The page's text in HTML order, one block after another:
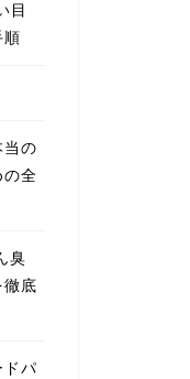
目
順
当の
の全
臭
徹底
ドパ